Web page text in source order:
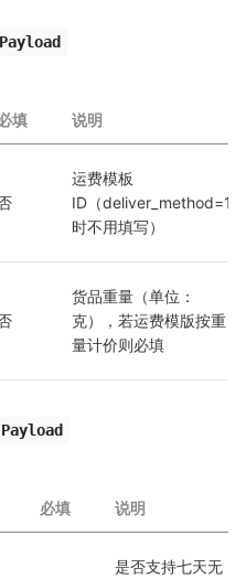
填 说明
运费模板
ID（deliver_method=1
时不用填写）
货品重量（单位：
克），若运费模版按重
量计价则必填
必填 说明
是否支持七天无